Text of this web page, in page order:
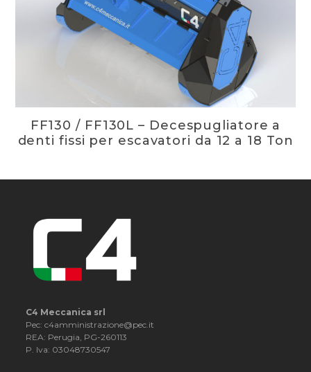
FF130 / FF130L – Decespugliatore a
denti fissi per escavatori da 12 a 18 Ton
C4 Meccanica srl
Pec: c4amministrazione@pec.it
REA: Perugia, PG-260113
P. Iva: 03048730547